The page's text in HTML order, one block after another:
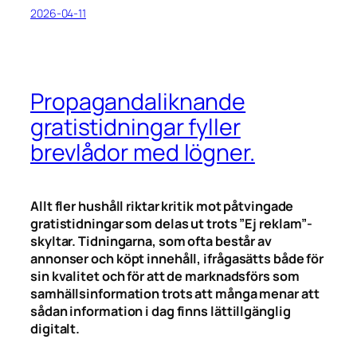
2026-04-11
Propagandaliknande
gratistidningar fyller
brevlådor med lögner.
Allt fler hushåll riktar kritik mot påtvingade
gratistidningar som delas ut trots ”Ej reklam”-
skyltar. Tidningarna, som ofta består av
annonser och köpt innehåll, ifrågasätts både för
sin kvalitet och för att de marknadsförs som
samhällsinformation trots att många menar att
sådan information i dag finns lättillgänglig
digitalt.